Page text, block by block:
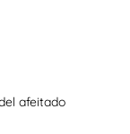
afeitado